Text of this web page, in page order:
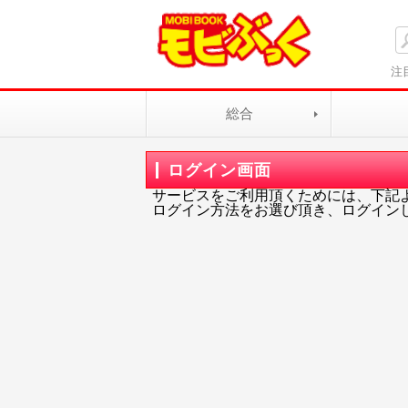
注
総合
ログイン画面
サービスをご利用頂くためには、下記
ログイン方法をお選び頂き、ログイン